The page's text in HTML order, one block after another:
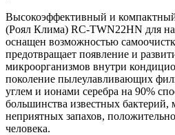
Высокоэффективный и
(Роял Клима) RC-TWN22HN для
оснащен возможностью
предотвращает появление и
микроорганизмов внутри
поколение пылеулавливающих
углем и ионами серебра на 90%
большинства известных бактерий,
неприятных запахов,
человека.